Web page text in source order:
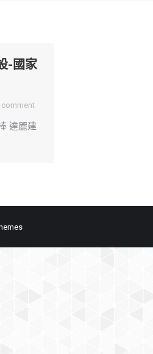
-國家
comment
達麗建